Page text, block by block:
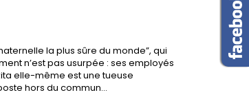
la plus sûre du monde”, qui
n’est pas usurpée : ses employés
elle-même est une tueuse
hors du commun…